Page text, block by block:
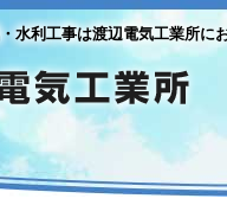
水利工事は渡辺電気工業所に